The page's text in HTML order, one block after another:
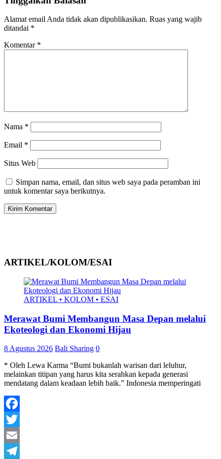
Alamat email Anda tidak akan dipublikasikan. Ruas yang wajib
ditandai *
Komentar *
Nama *
Email *
Situs Web
Simpan nama, email, dan situs web saya pada peramban ini
untuk komentar saya berikutnya.
ARTIKEL/KOLOM/ESAI
ARTIKEL • KOLOM • ESAI
Merawat Bumi Membangun Masa Depan melalui
Ekoteologi dan Ekonomi Hijau
8 Agustus 2026 Bali Sharing 0
* Oleh Lewa Karma “Bumi bukanlah warisan dari leluhur,
melainkan titipan yang harus kita serahkan kepada generasi
mendatang dalam keadaan lebih baik.” Indonesia memperingati
Facebook
Twitter
Email